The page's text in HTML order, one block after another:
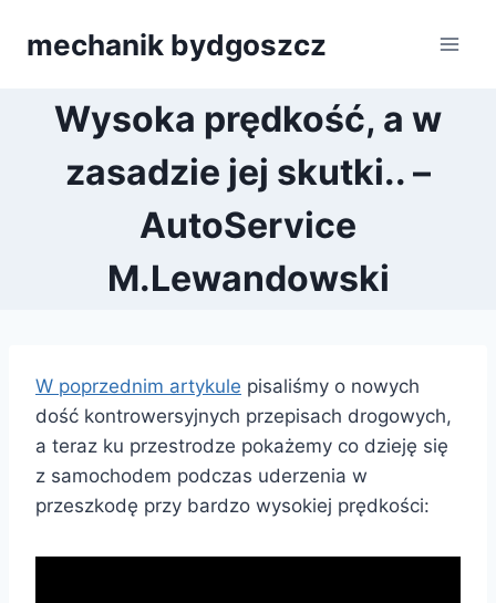
mechanik bydgoszcz
Wysoka prędkość, a w
zasadzie jej skutki.. –
AutoService
M.Lewandowski
W poprzednim artykule pisaliśmy o nowych
dość kontrowersyjnych przepisach drogowych,
a teraz ku przestrodze pokażemy co dzieję się
z samochodem podczas uderzenia w
przeszkodę przy bardzo wysokiej prędkości: